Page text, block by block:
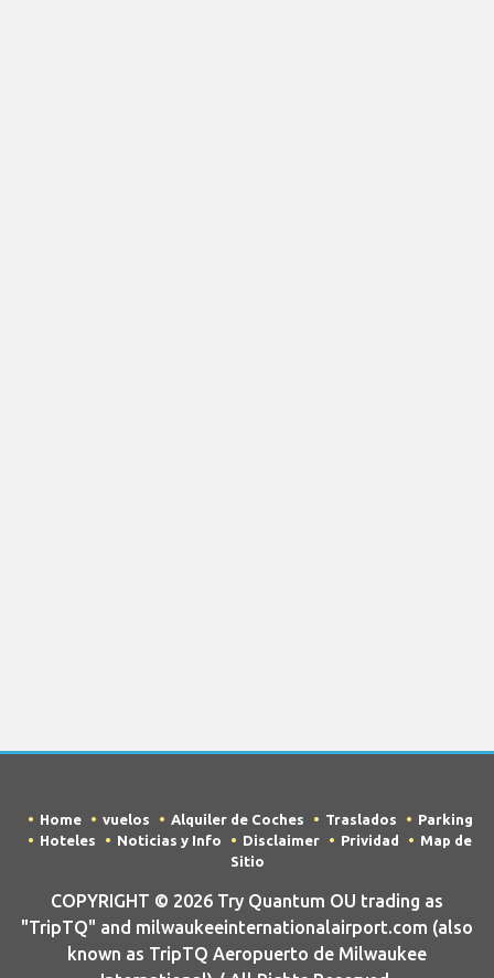
Home vuelos Alquiler de Coches Traslados
Parking
Hoteles
Noticias y Info Disclaimer Prividad
Map de
Sitio
COPYRIGHT © 2026 Try Quantum OU trading as
"TripTQ" and milwaukeeinternationalairport.com (also
known as TripTQ Aeropuerto de Milwaukee